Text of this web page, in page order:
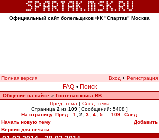
Официальный сайт болельщиков ФК "Спартак" Москва
Полная версия Вход • Регистрация
FAQ • Поиск
Общение на сайте » Гостевая книга ВВ
Пред. тема | След. тема
Страница 2 из 109 [ Сообщений: 5408 ]
На страницу Пред. 1 2 3 4 5 109
След.
Начать новую тему
Добавить
Версия для печати